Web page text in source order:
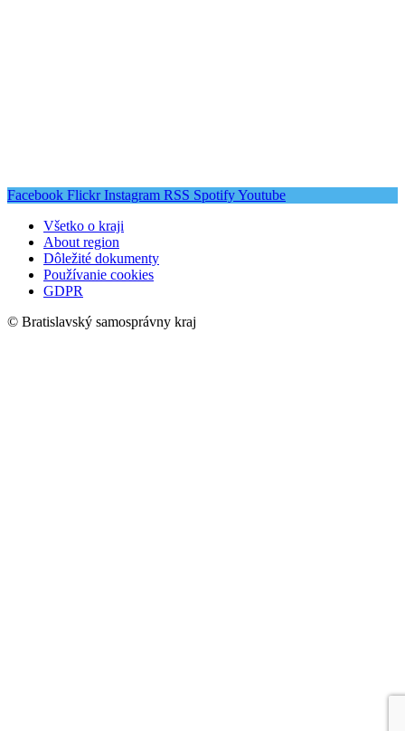
Facebook Flickr Instagram RSS SpotifyYoutube
Všetko o kraji
About region
Dôležité dokumenty
Používanie cookies
GDPR
© Bratislavský samosprávny kraj